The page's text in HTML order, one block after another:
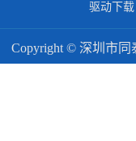
驱动下载
Copyright © 深圳市同